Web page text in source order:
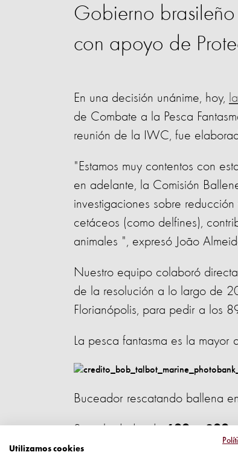
Gobierno
con apoyo de
En una decisión unánime, hoy,
de Combate a la Pesca
reunión de la IWC, fue
"Estamos muy contentos con
en adelante, la Comisión
investigaciones sobre
cetáceos (como delfines),
animales ", expresó João
Nuestro equipo colaboró
de la resolución a lo largo de
Florianópolis, para pedir a los
La pesca fantasma es la mayor
Buceador rescatando ballena
Son alrededor de 600 a
o perdidos
Utilizamos cookies